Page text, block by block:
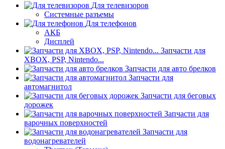
Для телевизоров
Системные разъемы
Для телефонов
АКБ
Дисплей
Запчасти для
XBOX, PSP, Nintendo...
Запчасти для авто брелков
Запчасти для
автомагнитол
Запчасти для беговых
дорожек
Запчасти для
варочных поверхностей
Запчасти для
водонагревателей